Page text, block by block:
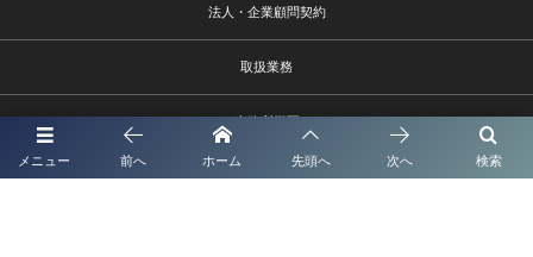
メニュー 検索
前へ ホーム 先頭へ 次へ
法人・企業顧問契約
取扱業務
事務所概要
報酬額表